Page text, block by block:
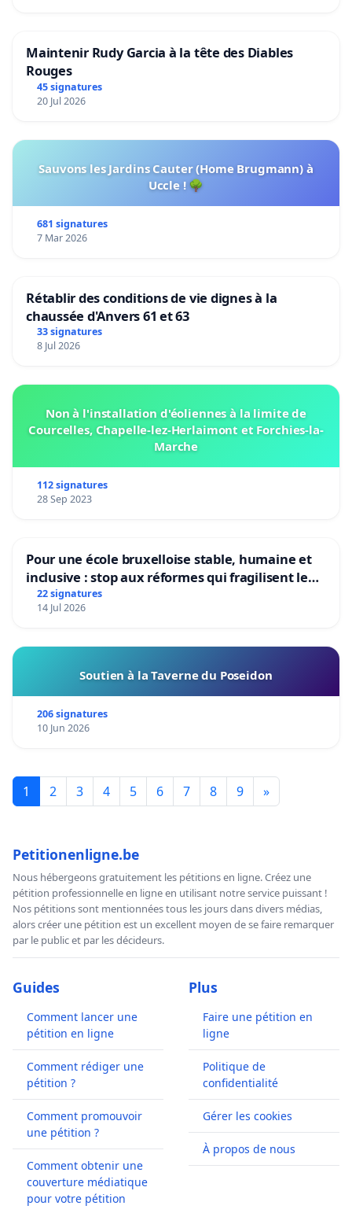
Maintenir Rudy Garcia à la tête des Diables
Rouges
45 signatures
20 Jul 2026
Sauvons les Jardins Cauter (Home Brugmann) à
Uccle ! 🌳
681 signatures
7 Mar 2026
Rétablir des conditions de vie dignes à la
chaussée d'Anvers 61 et 63
33 signatures
8 Jul 2026
Non à l'installation d'éoliennes à la limite de
Courcelles, Chapelle-lez-Herlaimont et Forchies-la-
Marche
112 signatures
28 Sep 2023
Pour une école bruxelloise stable, humaine et
inclusive : stop aux réformes qui fragilisent le
primaire
22 signatures
14 Jul 2026
Soutien à la Taverne du Poseidon
206 signatures
10 Jun 2026
1 2 3 4 5 6 7 8 9 »
Petitionenligne.be
Nous hébergeons gratuitement les pétitions en ligne. Créez une
pétition professionnelle en ligne en utilisant notre service puissant !
Nos pétitions sont mentionnées tous les jours dans divers médias,
alors créer une pétition est un excellent moyen de se faire remarquer
par le public et par les décideurs.
Guides
Comment lancer une
pétition en ligne
Comment rédiger une
pétition ?
Comment promouvoir
une pétition ?
Comment obtenir une
couverture médiatique
pour votre pétition
Plus
Faire une pétition en
ligne
Politique de
confidentialité
Gérer les cookies
À propos de nous